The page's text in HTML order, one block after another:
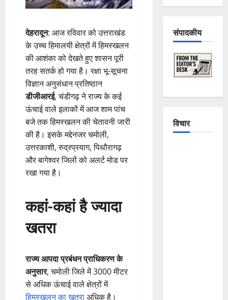
देहरादून: आज रविवार को उत्तराखंड
के उच्च हिमालयी क्षेत्रों में हिमस्खलन
की आशंका को देखते हुए शासन पूरी
तरह सतर्क हो गया है। रक्षा भू-सूचना
विज्ञान अनुसंधान प्रतिष्ठान
डीजीआरई, चंडीगढ़ ने राज्य के कई
ऊंचाई वाले इलाकों में आज शाम पांच
बजे तक हिमस्खलन की चेतावनी जारी
की है। इसके मद्देनजर चमोली,
उत्तरकाशी, रुद्रप्रयाग, पिथौरागढ़
और बागेश्वर जिलों को अलर्ट मोड पर
रखा गया है।
कहां-कहां है ज्यादा
खतरा
राज्य आपदा प्रबंधन प्राधिकरण के
अनुसार, चमोली जिले में 3000 मीटर
से अधिक ऊंचाई वाले क्षेत्रों में
हिमस्खलन का खतराअधिक है।
संपादकीय
विचार